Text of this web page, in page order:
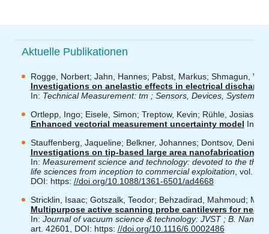
Aktuelle Publikationen
Rogge, Norbert; Jahn, Hannes; Pabst, Markus; Shmagun,
Investigations on anelastic effects in electrical
In: Technical Measurement: tm ; Sensors, Devices, Systems
Ortlepp, Ingo; Eisele, Simon; Treptow, Kevin; Rühle, Josias;
Enhanced vectorial measurement uncertainty model In:
Stauffenberg, Jaqueline; Belkner, Johannes; Dontsov, Denis;
Investigations on tip-based large area nanofabrication
In: Measurement science and technology: devoted to the
life sciences from inception to commercial exploitation , vol.
DOI: https: //doi.org/10.1088/1361-6501/ad4668
Stricklin, Isaac; Gotszalk, Teodor; Behzadirad, Mahmoud;
Multipurpose active scanning probe cantilevers for
In: Journal of vacuum science & technology: JVST ; B.
art. 42601, DOI: https: //doi.org/10.1116/6.0002486